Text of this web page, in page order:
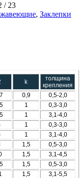
/ 23
, Заклепки
k
толщина
крепления
0,9
0,5-2,0
1
0,3-3,0
1
3,1-4,0
1
0,3-3,0
1
3,1-4,0
1,5
0,5-3,0
1,5
3,1-4,5
1,5
0,5-3,0
1,5
3,1-5,5